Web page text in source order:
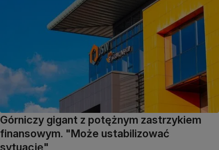
Górniczy gigant z potężnym zastrzykiem
finansowym. "Może ustabilizować
sytuację"